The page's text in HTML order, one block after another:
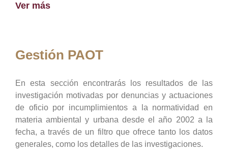
Ver más
Gestión PAOT
En esta sección encontrarás los resultados de las
investigación motivadas por denuncias y actuaciones
de oficio por incumplimientos a la normatividad en
materia ambiental y urbana desde el año 2002 a la
fecha, a través de un filtro que ofrece tanto los datos
generales, como los detalles de las investigaciones.